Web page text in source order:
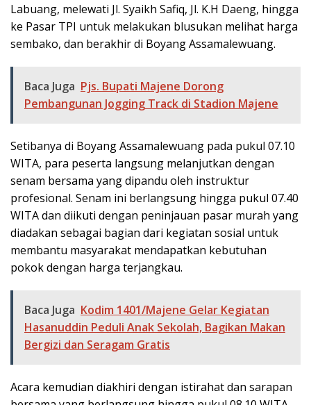
Labuang, melewati Jl. Syaikh Safiq, Jl. K.H Daeng, hingga
ke Pasar TPI untuk melakukan blusukan melihat harga
sembako, dan berakhir di Boyang Assamalewuang.
Baca Juga Pjs. Bupati Majene Dorong
Pembangunan Jogging Track di Stadion Majene
Setibanya di Boyang Assamalewuang pada pukul 07.10
WITA, para peserta langsung melanjutkan dengan
senam bersama yang dipandu oleh instruktur
profesional. Senam ini berlangsung hingga pukul 07.40
WITA dan diikuti dengan peninjauan pasar murah yang
diadakan sebagai bagian dari kegiatan sosial untuk
membantu masyarakat mendapatkan kebutuhan
pokok dengan harga terjangkau.
Baca Juga Kodim 1401/Majene Gelar Kegiatan
Hasanuddin Peduli Anak Sekolah, Bagikan Makan
Bergizi dan Seragam Gratis
Acara kemudian diakhiri dengan istirahat dan sarapan